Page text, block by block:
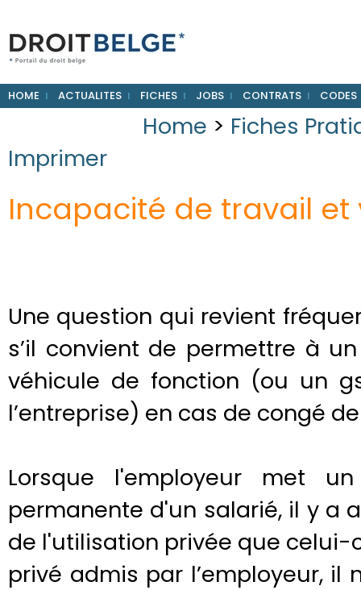
HOME ACTUALITES FICHES JOBS CONTRATS CODES
Home > Fiches
Imprimer
Incapacité de travail
Une question qui revient
s’il convient de permettre à
véhicule de fonction (ou un
l’entreprise) en cas de congé
Lorsque l'employeur met
permanente d'un salarié, il y a
de l'utilisation privée que celui-
privé admis par l’employeur, il